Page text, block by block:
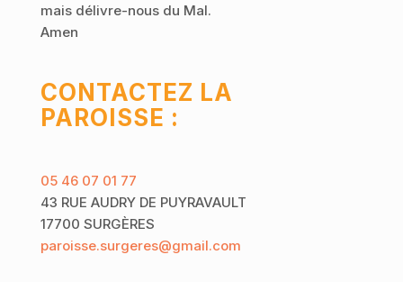
mais délivre-nous du Mal.
Amen
CONTACTEZ LA
PAROISSE :
05 46 07 01 77
43 RUE AUDRY DE PUYRAVAULT
17700 SURGÈRES
paroisse.surgeres@gmail.com